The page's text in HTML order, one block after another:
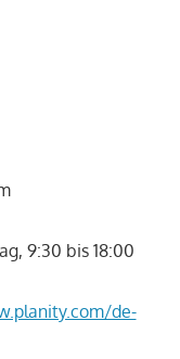
9:30 bis 18:00
de-